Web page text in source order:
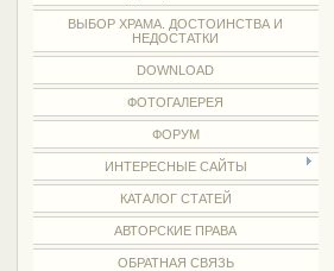
ВЫБОР ХРАМА. ДОСТОИНСТВА И
НЕДОСТАТКИ
DOWNLOAD
ФОТОГАЛЕРЕЯ
ФОРУМ
ИНТЕРЕСНЫЕ САЙТЫ
КАТАЛОГ СТАТЕЙ
АВТОРСКИЕ ПРАВА
ОБРАТНАЯ СВЯЗЬ